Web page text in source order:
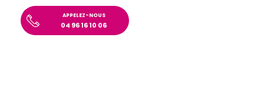
APPELEZ-NOUS
04 96 16 10 06